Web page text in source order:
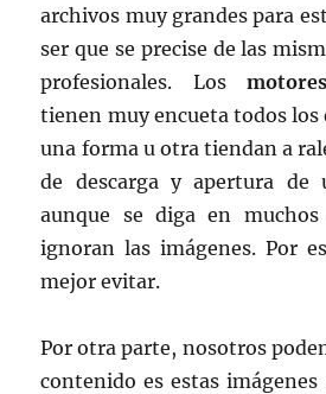
archivos muy grandes para
ser que se precise de las
profesionales. Los
tienen muy encueta todos los
una forma u otra tiendan a
de descarga y apertura
aunque se diga en muchos
ignoran las imágenes. Por
mejor evitar.
Por otra parte, nosotros
contenido es estas imágenes